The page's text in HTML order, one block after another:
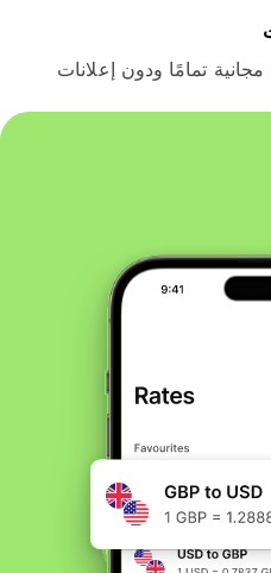
تمامًا ودون إعلانات